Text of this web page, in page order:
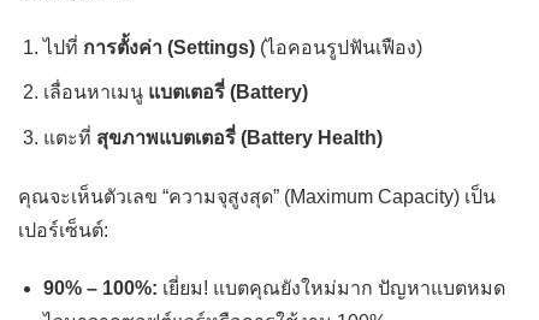
ไปที่ การตั้งค่า (Settings)(ไอคอนรูปฟันเฟือง)
เลื่อนหาเมนู แบตเตอรี่ (Battery)
แตะที่ สุขภาพแบตเตอรี่ (Battery Health)
คุณจะเห็นตัวเลข “ความจุสูงสุด” (Maximum Capacity) เป็น
เปอร์เซ็นต์:
90% – 100%: เยี่ยม! แบตคุณยังใหม่มาก ปัญหาแบตหมด